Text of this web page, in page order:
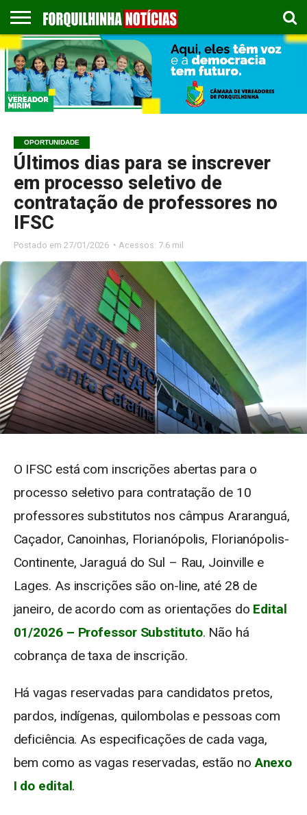
COLUNISTAS
EMPREGOS
ESPORTES
PUBLICAÇÃO
LEGAL
GASTRONOMIA
CONTATO
OPORTUNIDADE
Últimos dias para se inscrever
em processo seletivo de
contratação de professores no
IFSC
Postado em 27/01/2026 ◔ Acessos: 7.6 mil
O IFSC está com inscrições abertas para o
processo seletivo para contratação de 10
professores substitutos nos câmpus Araranguá,
Caçador, Canoinhas, Florianópolis, Florianópolis-
Continente, Jaraguá do Sul – Rau, Joinville e
Lages. As inscrições são on-line, até 28 de
janeiro, de acordo com as orientações do Edital
01/2026 – Professor Substituto. Não há
cobrança de taxa de inscrição.
Há vagas reservadas para candidatos pretos,
pardos, indígenas, quilombolas e pessoas com
deficiência. As especificações de cada vaga,
bem como as vagas reservadas, estão noAnexo
I do edital.